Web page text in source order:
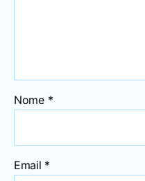
Nome *
Email *